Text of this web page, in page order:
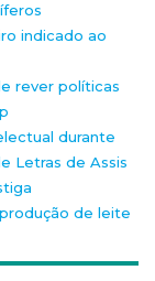
indicado ao
rever políticas
durante
Letras de Assis
de leite